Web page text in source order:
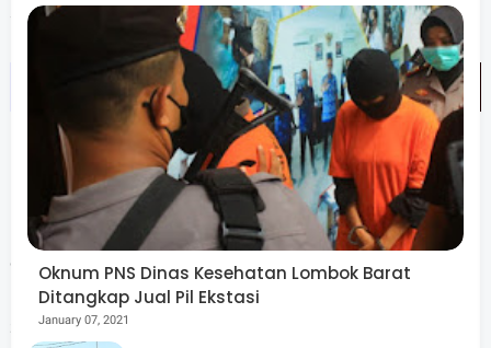
saudara kita yang membutuhkan,"kata dia.
Donatur yang mendukung kegiatan ini sebut dia, terdiri
dari perusahaan distributor, BUMN, BUMD, BUMS, hotel,
perusahaan pelayaran,dan pihak perorangan. Sebanyak
350 lebih paket bantuan dihimpun oleh para insan pers,
Oknum PNS Dinas Kesehatan Lombok Barat
Ditangkap Jual Pil Ekstasi
January 07, 2021